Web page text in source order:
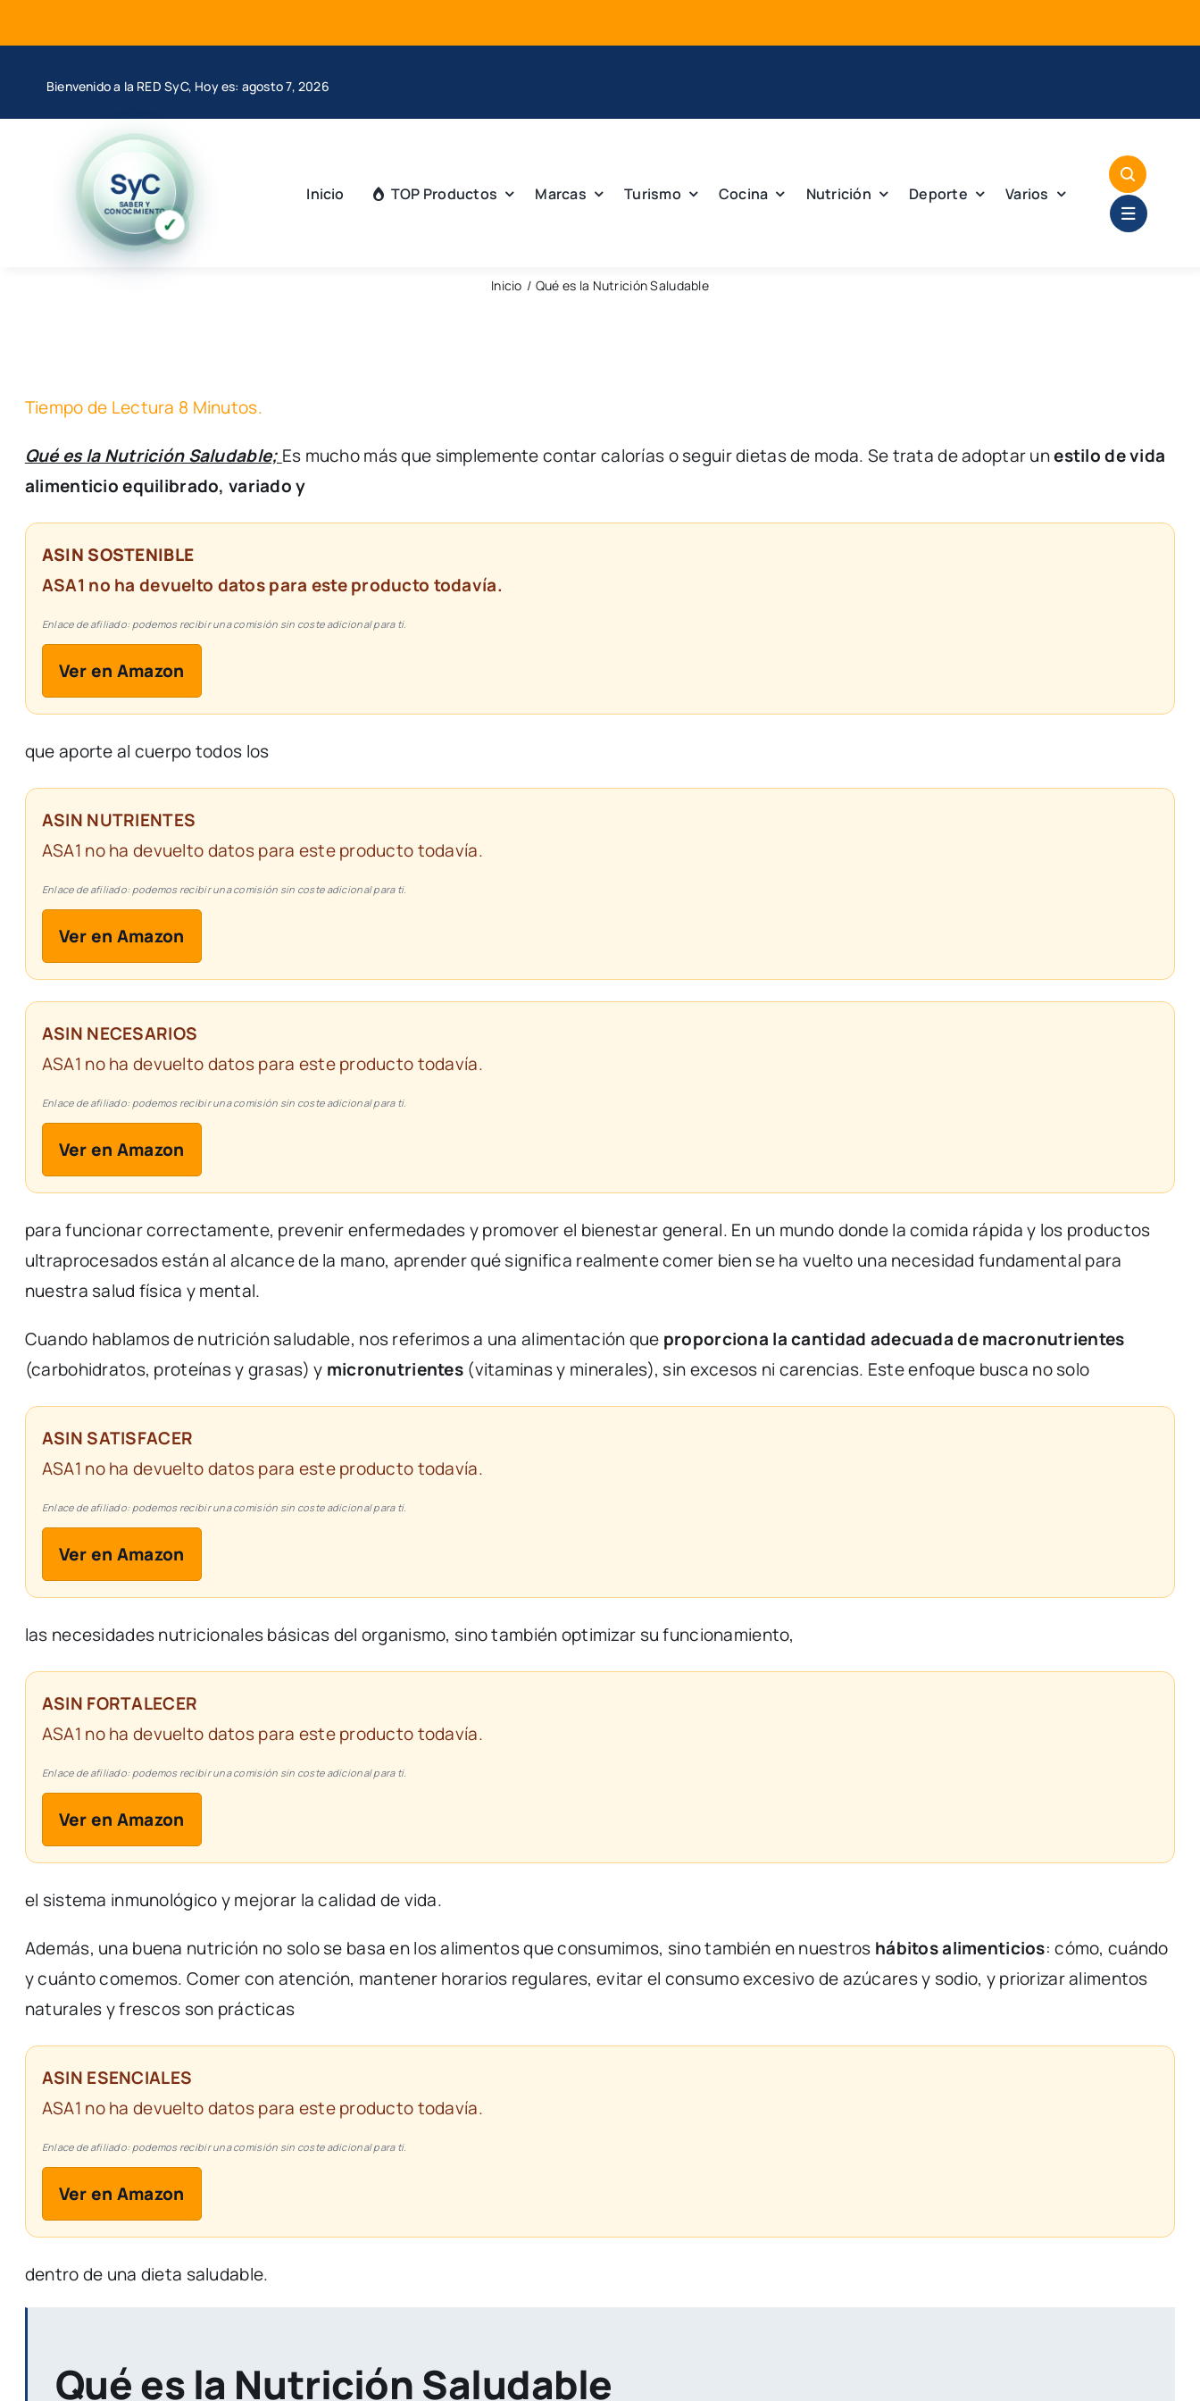
al
Bienvenido a la RED SyC, Hoy es: agosto 7, 2026
SyC
SABER Y
CONOCIMIENTO
✓
Inicio TOP Productos Marcas Turismo Cocina Nutrición Deporte Varios
Inicio Qué es la Nutrición Saludable
Tiempo de Lectura 8 Minutos.
Qué es la Nutrición Saludable; Es muchomásque simplementecontarcaloríasoseguirdietasde moda. Setratadeadoptarunestilodevida
alimenticioequilibrado, variadoy
ASIN SOSTENIBLE
ASA1 no ha devuelto datos para este producto todavía.
Enlace de afiliado: podemos recibir una comisión sin coste adicional para ti.
Ver en Amazon
queaporteal cuerpotodos los
ASIN NUTRIENTES
ASA1 no ha devuelto datos para este producto todavía.
Enlace de afiliado: podemos recibir una comisión sin coste adicional para ti.
Ver en Amazon
ASIN NECESARIOS
ASA1 no ha devuelto datos para este producto todavía.
Enlace de afiliado: podemos recibir una comisión sin coste adicional para ti.
Ver en Amazon
parafuncionarcorrectamente, prevenirenfermedadesypromoverel bienestargeneral. En un mundodondelacomida rápiday los productos
ultraprocesadosestánal alcancedela mano, aprenderquésignifica realmentecomer bienseha vuelto una necesidad fundamental para
nuestra salud física ymental.
Cuando hablamosdenutriciónsaludable, nosreferimosa una alimentaciónque proporciona lacantidad adecuadademacronutrientes
(carbohidratos, proteínasygrasas)y micronutrientes(vitaminasy minerales), sinexcesos ni carencias. Esteenfoque busca nosolo
ASIN SATISFACER
ASA1 no ha devuelto datos para este producto todavía.
Enlace de afiliado: podemos recibir una comisión sin coste adicional para ti.
Ver en Amazon
las necesidadesnutricionalesbásicasdel organismo, sinotambiénoptimizar sufuncionamiento,
ASIN FORTALECER
ASA1 no ha devuelto datos para este producto todavía.
Enlace de afiliado: podemos recibir una comisión sin coste adicional para ti.
Ver en Amazon
el sistema inmunológicoymejorar lacalidad devida.
Además, una buena nutrición no solose basaenlosalimentosqueconsumimos, sinotambiénennuestros hábitosalimenticios:cómo, cuándo
ycuántocomemos. Comerconatención, mantenerhorarios regulares, evitarel consumoexcesivodeazúcaresy sodio, ypriorizaralimentos
naturalesyfrescos son prácticas
ASIN ESENCIALES
ASA1 no ha devuelto datos para este producto todavía.
Enlace de afiliado: podemos recibir una comisión sin coste adicional para ti.
Ver en Amazon
dentrode una dieta saludable.
Qué es la Nutrición Saludable